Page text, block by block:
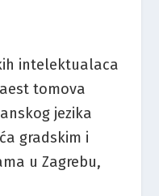
intelektualaca
tomova
jezika
gradskim i
u Zagrebu,